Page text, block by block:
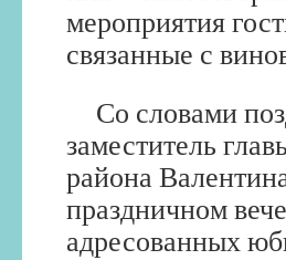
мероприятия
связанные с
Со словами
заместитель
района
праздничном
адресованных